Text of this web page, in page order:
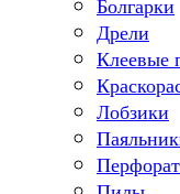
Болгарки
Дрели
Клеевые
Лобзики